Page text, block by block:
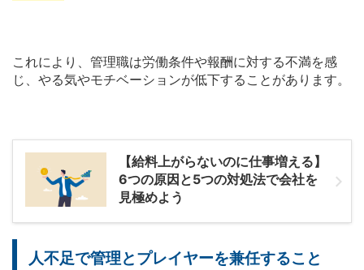
これにより、管理職は労働条件や報酬に対する不満を感
じ、やる気やモチベーションが低下することがあります。
【給料上がらないのに仕事増える】
6つの原因と5つの対処法で会社を
見極めよう
人不足で管理とプレイヤーを兼任すること